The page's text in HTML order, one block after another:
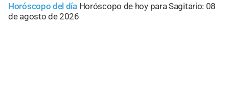
Horóscopo del día Horóscopo de hoy para Sagitario: 08
de agosto de 2026